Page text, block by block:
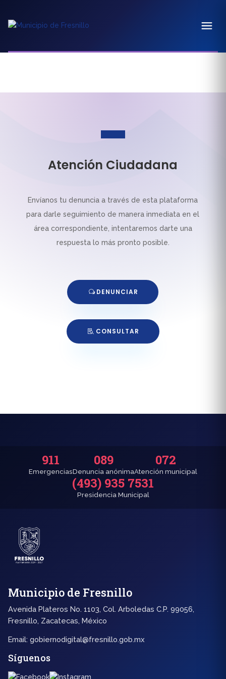
Atención Ciudadana
Envíanos tu denuncia a través de esta plataforma
para darle seguimiento de manera inmediata en el
área correspondiente, intentaremos darte una
respuesta lo más pronto posible.
DENUNCIAR
CONSULTAR
911
Emergencias
089
Denuncia anónima
072
Atención municipal
(493) 935 7531
Presidencia Municipal
Municipio de Fresnillo
Avenida Plateros No. 1103, Col. Arboledas C.P. 99056,
Fresnillo, Zacatecas, México
Email: gobiernodigital@fresnillo.gob.mx
Síguenos